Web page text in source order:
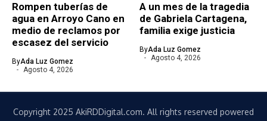
Rompen tuberías de
agua en Arroyo Cano en
medio de reclamos por
escasez del servicio
ByAda Luz Gomez
Agosto 4, 2026
A un mes de la tragedia
de Gabriela Cartagena,
familia exige justicia
ByAda Luz Gomez
Agosto 4, 2026
Copyright 2025 AkiRDDigital.com. All rights reserved powered